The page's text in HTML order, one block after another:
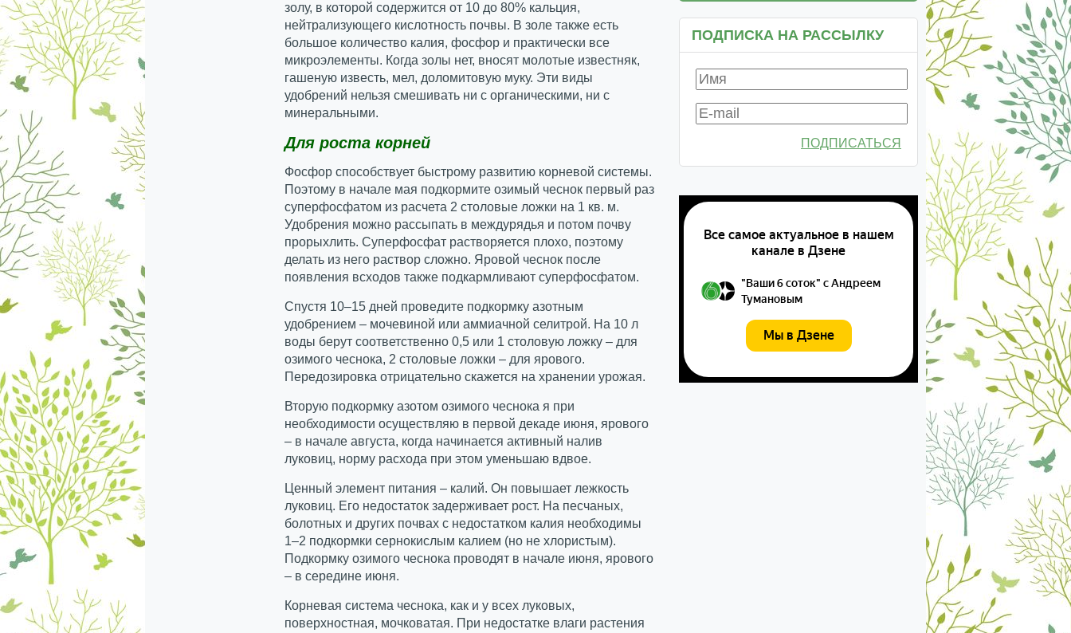
золу, в которой содержится от 10 до 80% кальция,
нейтрализующего кислотность почвы. В золе также есть
большое количество калия, фосфор и практически все
микроэлементы. Когда золы нет, вносят молотые известняк,
гашеную известь, мел, доломитовую муку. Эти виды
удобрений нельзя смешивать ни с органическими, ни с
минеральными.
Для роста корней
Фосфор способствует быстрому развитию корневой системы.
Поэтому в начале мая подкормите озимый чеснок первый раз
суперфосфатом из расчета 2 столовые ложки на 1 кв. м.
Удобрения можно рассыпать в междурядья и потом почву
прорыхлить. Суперфосфат растворяется плохо, поэтому
делать из него раствор сложно. Яровой чеснок после
появления всходов также подкармливают суперфосфатом.
Спустя 10–15 дней проведите подкормку азотным
удобрением – мочевиной или аммиачной селитрой. На 10 л
воды берут соответственно 0,5 или 1 столовую ложку – для
озимого чеснока, 2 столовые ложки – для ярового.
Передозировка отрицательно скажется на хранении урожая.
Вторую подкормку азотом озимого чеснока я при
необходимости осуществляю в первой декаде июня, ярового
– в начале августа, когда начинается активный налив
луковиц, норму расхода при этом уменьшаю вдвое.
Ценный элемент питания – калий. Он повышает лежкость
луковиц. Его недостаток задерживает рост. На песчаных,
болотных и других почвах с недостатком калия необходимы
1–2 подкормки сернокислым калием (но не хлористым).
Подкормку озимого чеснока проводят в начале июня, ярового
– в середине июня.
Корневая система чеснока, как и у всех луковых,
поверхностная, мочковатая. При недостатке влаги растения
ПОДПИСКА НА РАССЫЛКУ
ПОДПИСАТЬСЯ